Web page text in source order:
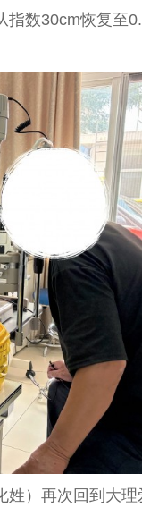
数30cm恢复至
）再次回到大